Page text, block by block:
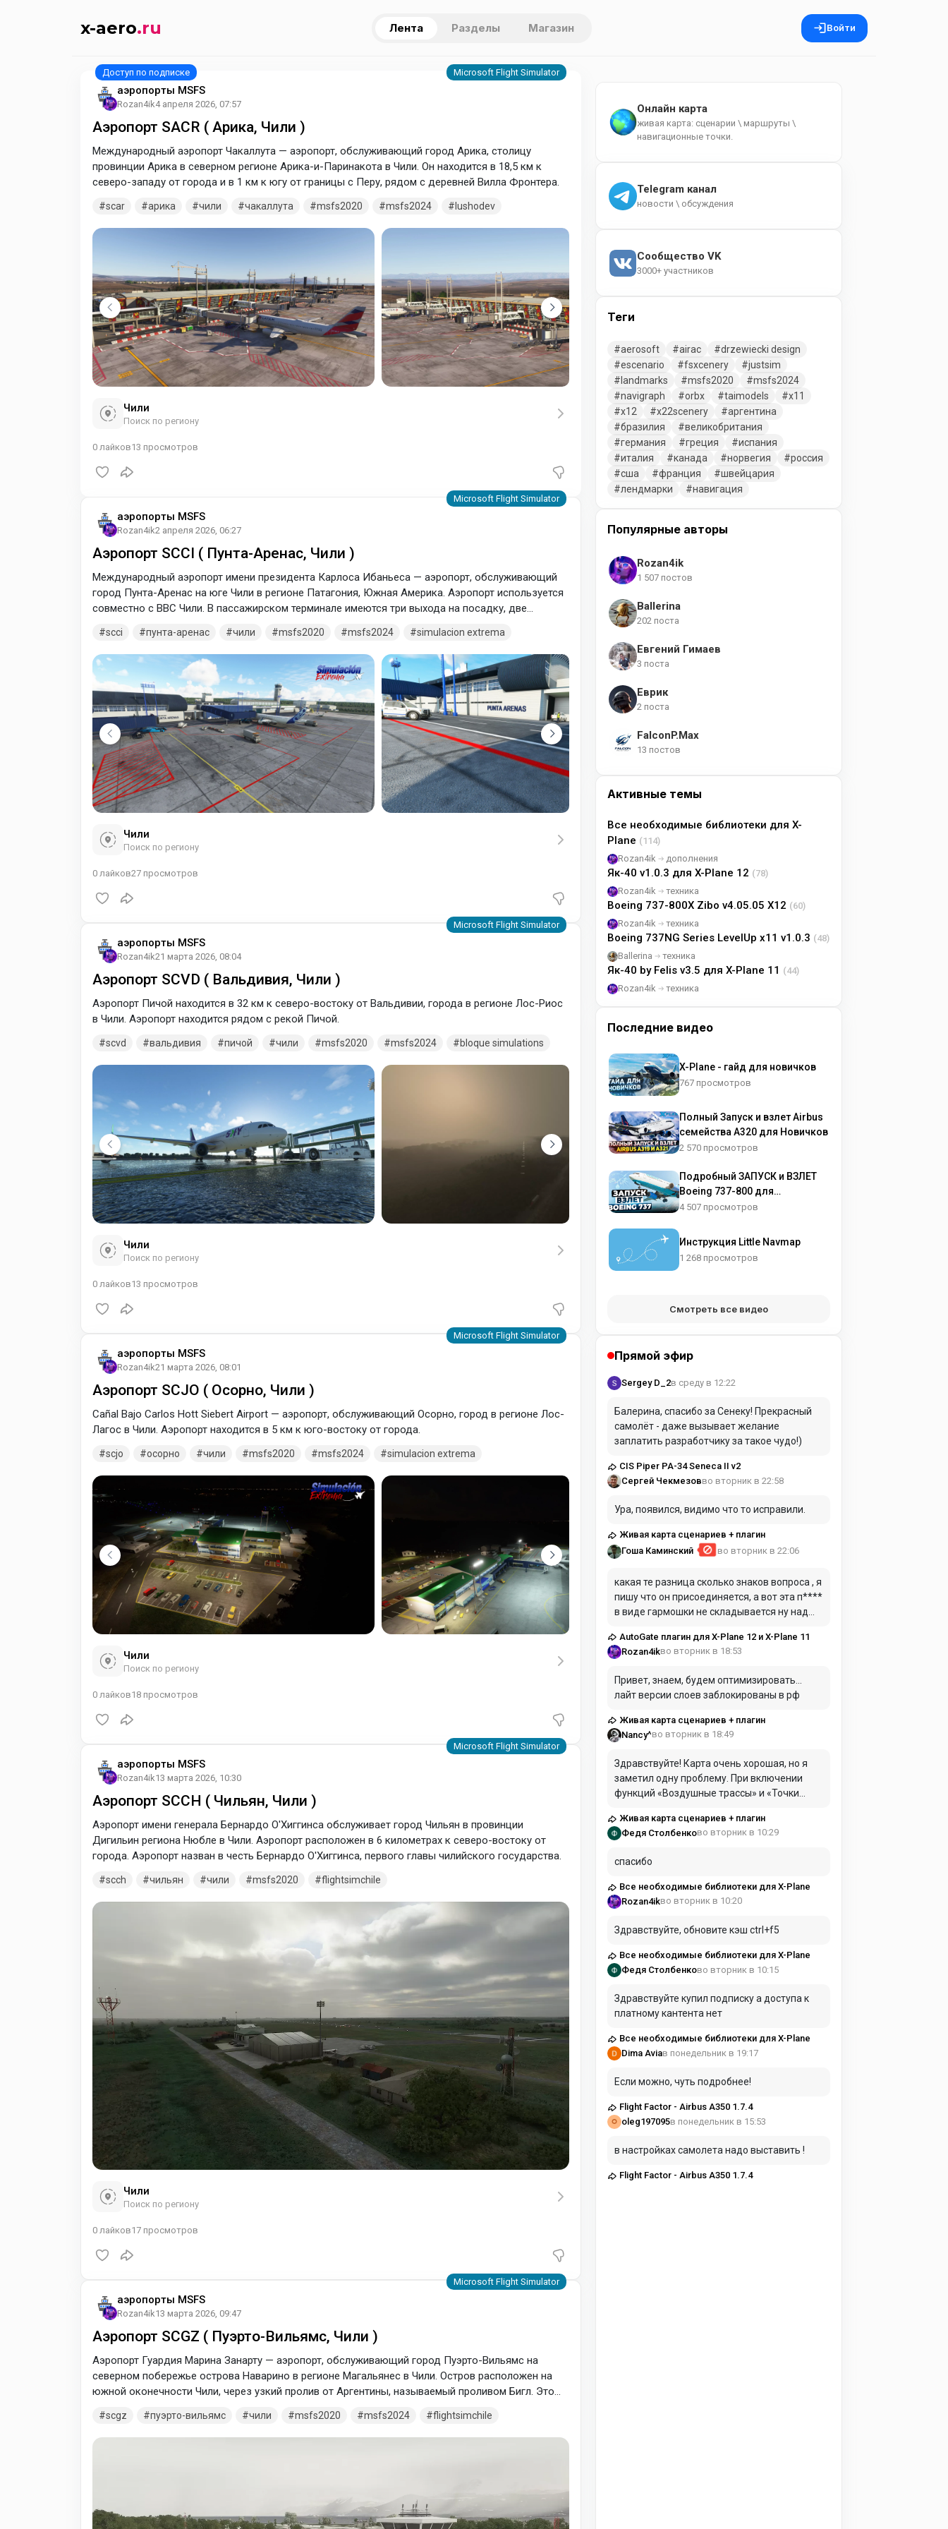
x-aero.ru Лента Разделы Магазин Войти
аэропорты MSFS
Rozan4ik4 апреля 2026, 07:57
Аэропорт SACR ( Арика, Чили )
Международный аэропорт Чакаллута — аэропорт, обслуживающий город Арика, столицу
провинции Арика в северном регионе Арика-и-Паринакота в Чили. Он находится в 18,5 км к
северо-западу от города и в 1 км к югу от границы с Перу, рядом с деревней Вилла Фронтера.
scar арика чили чакаллута msfs2020 msfs2024 lushodev
Чили
Поиск по региону
0 лайков13 просмотров
аэропорты MSFS
Rozan4ik2 апреля 2026, 06:27
Аэропорт SCCI ( Пунта-Аренас, Чили )
Международный аэропорт имени президента Карлоса Ибаньеса — аэропорт, обслуживающий
город Пунта-Аренас на юге Чили в регионе Патагония, Южная Америка. Аэропорт используется
совместно с ВВС Чили. В пассажирском терминале имеются три выхода на посадку, две
scci пунта-аренас чили msfs2020 msfs2024 simulacion extrema
Чили
Поиск по региону
0 лайков27 просмотров
аэропорты MSFS
Rozan4ik21 марта 2026, 08:04
Аэропорт SCVD ( Вальдивия, Чили )
Аэропорт Пичой находится в 32 км к северо-востоку от Вальдивии, города в регионе Лос-Риос
в Чили. Аэропорт находится рядом с рекой Пичой.
scvd вальдивия пичой чили msfs2020 msfs2024 bloque simulations
Чили
Поиск по региону
0 лайков13 просмотров
аэропорты MSFS
Rozan4ik21 марта 2026, 08:01
Аэропорт SCJO ( Осорно, Чили )
Cañal Bajo Carlos Hott Siebert Airport — аэропорт, обслуживающий Осорно, город в регионе Лос-
Лагос в Чили. Аэропорт находится в 5 км к юго-востоку от города.
scjo осорно чили msfs2020 msfs2024 simulacion extrema
Чили
Поиск по региону
0 лайков18 просмотров
аэропорты MSFS
Rozan4ik13 марта 2026, 10:30
Аэропорт SCCH ( Чильян, Чили )
Аэропорт имени генерала Бернардо О'Хиггинса обслуживает город Чильян в провинции
Дигильин региона Нюбле в Чили. Аэропорт расположен в 6 километрах к северо-востоку от
города. Аэропорт назван в честь Бернардо О'Хиггинса, первого главы чилийского государства.
scch чильян чили msfs2020 flightsimchile
Чили
Поиск по региону
0 лайков17 просмотров
аэропорты MSFS
Rozan4ik13 марта 2026, 09:47
Аэропорт SCGZ ( Пуэрто-Вильямс, Чили )
Аэропорт Гуардия Марина Занарту — аэропорт, обслуживающий город Пуэрто-Вильямс на
северном побережье острова Наварино в регионе Магальянес в Чили. Остров расположен на
южной оконечности Чили, через узкий пролив от Аргентины, называемый проливом Бигл. Это
управления гражданской авиации Чили (DGAC Chile). Взлетно-посадочная полоса расположена
на небольшом полуострове, идущем параллельно берегу острова, и
scgz пуэрто-вильямс чили msfs2020 msfs2024 flightsimchile
Онлайн карта
живая карта: сценарии \ маршруты \
навигационные точки.
Telegram канал
новости \ обсуждения
Сообщество VK
3000+ участников
Теги
aerosoft airac
drzewiecki design
escenario
fsxcenery
justsim
landmarks
msfs2020
msfs2024
navigraph
orbx taimodels
x11
x12
x22scenery
аргентина
бразилия
великобритания
германия
греция
испания
италия
канада норвегия
россия
сша
франция
швейцария
лендмарки
навигация
Популярные авторы
Rozan4ik
1 507 постов
Ballerina
202 поста
Евгений Гимаев
3 поста
Еврик
2 поста
FalconP.Max
13 постов
Активные темы
Все необходимые библиотеки для X-
Plane (114)
Rozan4ik
дополнения
Як-40 v1.0.3 для X-Plane 12 (78)
Rozan4ik
техника
Boeing 737-800X Zibo v4.05.05 X12 (60)
Rozan4ik
техника
Boeing 737NG Series LevelUp x11 v1.0.3 (48)
Ballerina
техника
Як-40 by Felis v3.5 для X-Plane 11 (44)
Rozan4ik
техника
Последние видео
X-Plane - гайд для новичков
767 просмотров
Полный Запуск и взлет Airbus
семейства A320 для Новичков
2 570 просмотров
Подробный ЗАПУСК и ВЗЛЕТ
Boeing 737-800 для
НОВИЧКОВ
4 507 просмотров
Инструкция Little Navmap
1 268 просмотров
Смотреть все видео
Прямой эфир
Sergey D_2в среду в 12:22
Балерина, спасибо за Сенеку! Прекрасный
самолёт - даже вызывает желание
заплатить разработчику за такое чудо!)
CIS Piper PA-34 Seneca II v2
Сергей Чекмезовво вторник в 22:58
Ура, появился, видимо что то исправили.
Живая карта сценариев + плагин
Гоша Каминский
во вторник в 22:06
какая те разница сколько знаков вопроса , я
пишу что он присоединяется, а вот эта п****
в виде гармошки не складывается ну над
ввиду
AutoGate плагин для X-Plane 12 и X-Plane 11
Rozan4ikво вторник в 18:53
Привет, знаем, будем оптимизировать…
лайт версии слоев заблокированы в рф
Живая карта сценариев + плагин
Nancy^во вторник в 18:49
Здравствуйте! Карта очень хорошая, но я
заметил одну проблему. При включении
функций «Воздушные трассы» и «Точки
занимают оперативную память. Из-за этого
карта начинает сильно зависать и работать
Живая карта сценариев + плагин
Федя Столбенково вторник в 10:29
спасибо
Все необходимые библиотеки для X-Plane
Rozan4ikво вторник в 10:20
Здравствуйте, обновите кэш ctrl+f5
Все необходимые библиотеки для X-Plane
Федя Столбенково вторник в 10:15
Здравствуйте купил подписку а доступа к
платному кантента нет
Все необходимые библиотеки для X-Plane
Dima Aviaв понедельник в 19:17
Если можно, чуть подробнее!
Flight Factor - Airbus A350 1.7.4
oleg197095в понедельник в 15:53
в настройках самолета надо выставить !
Flight Factor - Airbus A350 1.7.4